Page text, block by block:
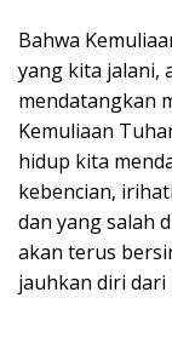
Bahwa
yang kita jalani,
mendatangkan
Kemuliaan
hidup kita
kebencian,
dan yang salah
akan terus
jauhkan diri dari